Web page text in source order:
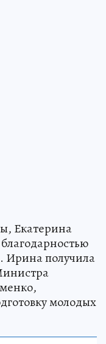
Екатерина
Ирина получила
молодых